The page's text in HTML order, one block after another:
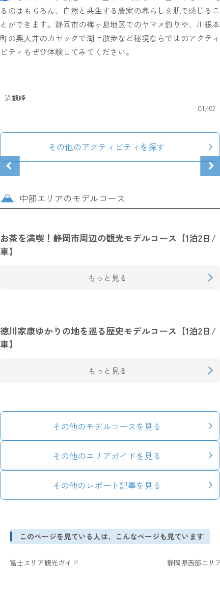
るのはもちろん、自然と共生する農家の暮らしを肌で感じるこ
とができます。静岡市の梅ヶ島地区でのヤマメ釣りや、川根本
町の奥大井のカヤックで湖上散歩など秘境ならではのアクティ
ビティもぜひ体験してみてください。
満観峰
01/02
その他のアクティビティを探す
中部エリアのモデルコース
お茶を満喫！静岡市周辺の観光モデルコース【1泊2日/
車】
もっと見る
徳川家康ゆかりの地を巡る歴史モデルコース【1泊2日/
車】
もっと見る
その他のモデルコースを見る
その他のエリアガイドを見る
その他のレポート記事を見る
このページを見ている人は、こんなページも見ています
富士エリア観光ガイド 静岡県西部エリ